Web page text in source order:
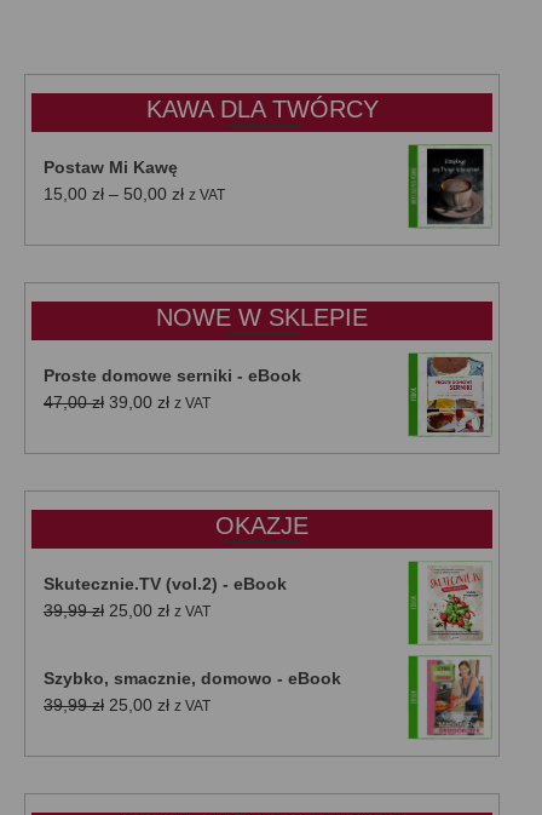
KAWA DLA TWÓRCY
Postaw Mi Kawę
15,00 zł – 50,00 złZakres
od
do
50,00 zł
z VAT
NOWE W SKLEPIE
Proste domowe serniki - eBook
47,00zł Pierwotna
wynosiła:
39,00 złAktualna
wynosi:
z VAT
OKAZJE
Skutecznie.TV (vol.2) - eBook
39,99zł Pierwotna
39,99 zł.
25,00 złAktualna
25,00 zł.
z VAT
Szybko, smacznie, domowo - eBook
39,99zł Pierwotna
wynosiła:
25,00 złAktualna
wynosi:
z VAT